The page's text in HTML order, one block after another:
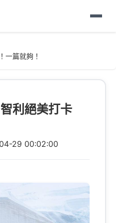
一篇就夠！
利絕美打卡
29 00:02:00